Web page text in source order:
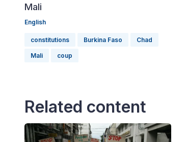
Mali
English
constitutions Burkina Faso Chad
Mali coup
Related content